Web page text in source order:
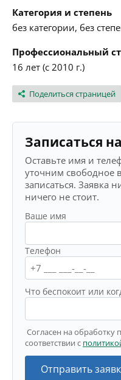
Категория и степень
без категории, без
Профессиональный
16 лет (с 2010 г.)
Поделиться страницей
Записаться
Оставьте имя и
уточним свободное
записаться. Заявка
ничего не стоит.
Ваше имя
Телефон
Что беспокоит или
Согласен на обработку
соответствии с
Отправить